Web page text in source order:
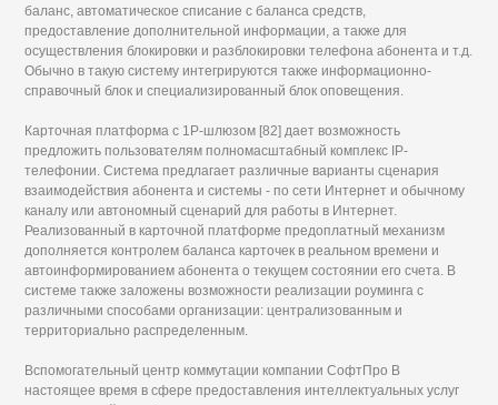
баланс, автоматическое списание с баланса средств,
предоставление дополнительной информации, а также для
осуществления блокировки и разблокировки телефона абонента и т.д.
Обычно в такую систему интегрируются также информационно-
справочный блок и специализированный блок оповещения.
Карточная платформа с 1Р-шлюзом [82] дает возможность
предложить пользователям полномасштабный комплекс IP-
телефонии. Система предлагает различные варианты сценария
взаимодействия абонента и системы - по сети Интернет и обычному
каналу или автономный сценарий для работы в Интернет.
Реализованный в карточной платформе предоплатный механизм
дополняется контролем баланса карточек в реальном времени и
автоинформированием абонента о текущем состоянии его счета. В
системе также заложены возможности реализации роуминга с
различными способами организации: централизованным и
территориально распределенным.
Вспомогательный центр коммутации компании СофтПро В
настоящее время в сфере предоставления интеллектуальных услуг